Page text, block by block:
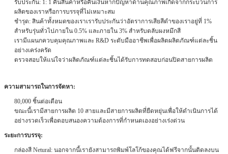
รับประกัน: 1: 1 คืนสินค้าหรือคืนเงินหากปัญหาด้านคุณภาพเกิดจากกระบวนการ
ผลิตของเราหรือการบรรจุที่ไม่เหมาะสม
ชำรุด: สินค้าทั้งหมดของเราเรารับประกันว่าอัตราการเสียสีดำของเราอยู่ที่ 1%
สำหรับรุ่นทั่วไปภายใน 0.5% และภายใน 3% สำหรับตลับผงหมึกสี
เรามีแผนกควบคุมคุณภาพและ R&D ระดับมืออาชีพเพื่อผลิตผลิตภัณฑ์แต่ละชิ้น
อย่างเคร่งครัด
ตรวจสอบให้แน่ใจว่าผลิตภัณฑ์แต่ละชิ้นได้รับการทดสอบก่อนปิดสายการผลิต
ความสามารถในการจัดหา:
80,000 ชิ้นต่อเดือน
ขณะนี้เรามีสายการผลิต 10 สายและมีสายการผลิตที่ยืดหยุ่นเพื่อให้ดำเนินการได้
อย่างรวดเร็วเพื่อตอบสนองความต้องการที่กำหนดเองอย่างเร่งด่วน
ระยะการบรรจุ:
กล่องสี Netural: นอกจากนี้เรายังสามารถพิมพ์โลโก้ของคุณได้ฟรีจากนั้นติดลงบน